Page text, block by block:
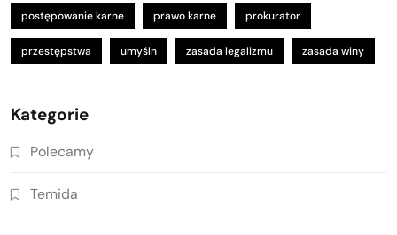
postępowanie karne prawo karne prokurator
przestępstwa umyśln zasada legalizmu zasada winy
Kategorie
Polecamy
Temida